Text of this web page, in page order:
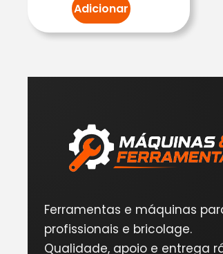
Adicionar
Ferramentas e máquinas
profissionais e bricolage.
Qualidade, apoio e entrega